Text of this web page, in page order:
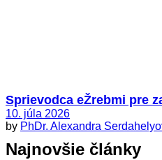
Sprievodca eŽrebmi pre
10. júla 2026
by PhDr. Alexandra
Najnovšie články